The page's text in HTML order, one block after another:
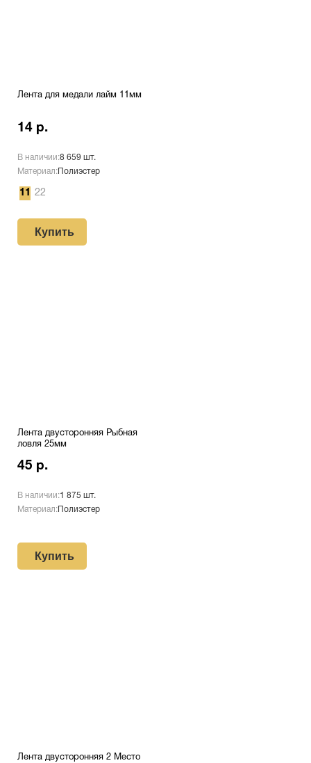
Лента для медали лайм 11мм
14 р.
В наличии:8 659 шт.
Материал: Полиэстер
11 22
Купить
Лента двусторонняя Рыбная
ловля 25мм
45 р.
В наличии:1 875 шт.
Материал: Полиэстер
Купить
Лента двусторонняя 2 Место